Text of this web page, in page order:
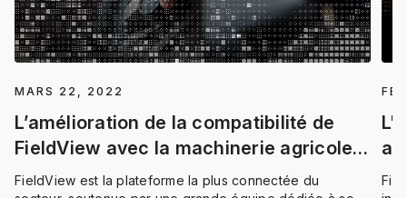
MARS 22, 2022
L’amélioration de la compatibilité de
FieldView avec la machinerie agricole
procure de nouveaux avantages aux
FieldView est la plateforme la plus connectée du